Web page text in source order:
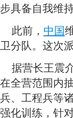
步具备自我维
此前， 中国
卫分队。这次
据营长王震
在全营范围内
兵、工程兵等
强化训练，针